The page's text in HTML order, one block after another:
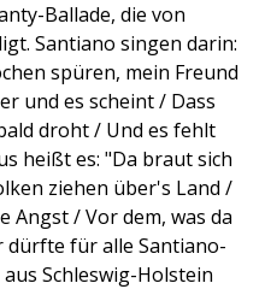
Ballade, die von
Santiano singen darin:
spüren, mein Freund
und es scheint / Dass
droht / Und es fehlt
heißt es: "Da braut sich
ziehen über's Land /
Angst / Vor dem, was da
dürfte für alle Santiano-
Schleswig-Holstein